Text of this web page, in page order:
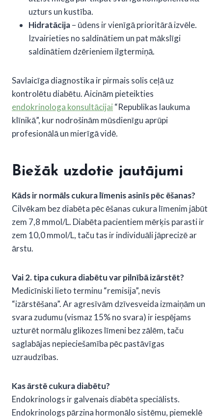
uzturs un kustība.
Hidratācija– ūdens ir vienīgā prioritārā izvēle.
Izvairieties no saldinātiem un pat mākslīgi
saldinātiem dzērieniem ilgtermiņā.
Savlaicīga diagnostika ir pirmais solis ceļā uz
kontrolētu diabētu. Aicinām pieteikties
endokrinologa konsultācijai “Republikas laukuma
klīnikā”, kur nodrošinām mūsdienīgu aprūpi
profesionālā un mierīgā vidē.
Biežāk uzdotie jautājumi
Kāds ir normāls cukura līmenis asinīs pēc ēšanas?
Cilvēkam bez diabēta pēc ēšanas cukura līmenim jābūt
zem 7,8 mmol/L. Diabēta pacientiem mērķis parasti ir
zem 10,0 mmol/L, taču tas ir individuāli jāprecizē ar
ārstu.
Vai 2. tipa cukura diabētu var pilnībā izārstēt?
Medicīniski lieto terminu “remisija”, nevis
“izārstēšana”. Ar agresīvām dzīvesveida izmaiņām un
svara zudumu (vismaz 15% no svara) ir iespējams
uzturēt normālu glikozes līmeni bez zālēm, taču
saglabājas nepieciešamība pēc pastāvīgas
uzraudzības.
Kas ārstē cukura diabētu?
Endokrinologs ir galvenais diabēta speciālists.
Endokrinologs pārzina hormonālo sistēmu, piemeklē